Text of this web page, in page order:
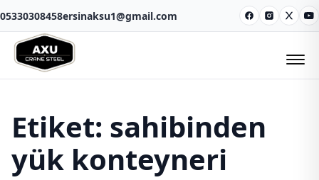
05330308458ersinaksu1@gmail.com Facebook
Instagram
X
Etiket: sahibinden
yük konteyneri